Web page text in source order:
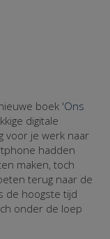
boek 'Ons
digitale
voor je werk naar
hadden
maken, toch
terug naar de
de hoogste tijd
onder de loep